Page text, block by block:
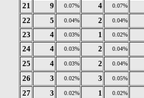
21 9 0.07% 4 0.07%
22 5 0.04% 2 0.04%
23 4 0.03% 1 0.02%
24 4 0.03% 2 0.04%
25 4 0.03% 2 0.04%
26 3 0.02% 3 0.05%
27 3 0.02% 1 0.02%